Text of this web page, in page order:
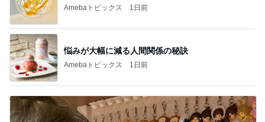
Amebaトピックス 1日前
悩みが大幅に減る人間関係の秘訣
Amebaトピックス 1日前